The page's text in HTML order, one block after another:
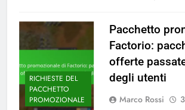
RICHIESTE DEL
PACCHETTO
PROMOZIONALE
Pacchetto
Factorio:
offerte
degli utenti
Marco Rossi